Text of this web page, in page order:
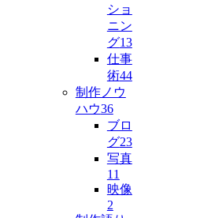
ショ
ニン
グ13
仕事
術44
制作ノウ
ハウ36
ブロ
グ23
写真
11
映像
2